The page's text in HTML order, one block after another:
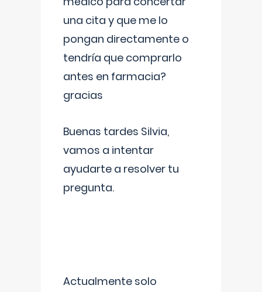
una cita y que me lo
pongan directamente o
tendría que comprarlo
antes en farmacia?
gracias
Buenas tardes Silvia,
vamos a intentar
ayudarte a resolver tu
pregunta.
Actualmente solo